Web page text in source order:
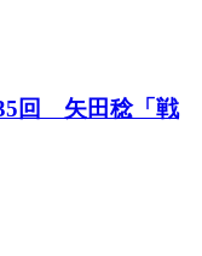
35回 矢田稔「戦